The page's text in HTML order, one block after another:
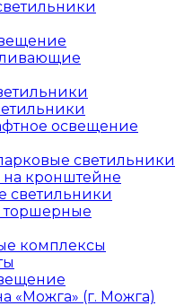
освещение
светильники
кронштейне
светильники
торшерные
комплексы
«Можга» (г. Можга)